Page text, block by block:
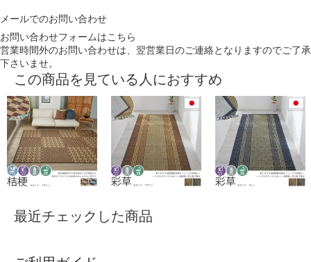
メールでのお問い合わせ
お問い合わせフォームはこちら
営業時間外のお問い合わせは、翌営業日のご連絡となりますのでご了承
下さいませ。
この商品を見ている人におすすめ
最近チェックした商品